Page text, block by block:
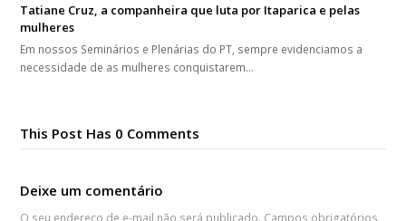
Tatiane Cruz, a companheira que luta por Itaparica e pelas
mulheres
Em nossos Seminários e Plenárias do PT, sempre evidenciamos a
necessidade de as mulheres conquistarem…
This Post Has 0 Comments
Deixe um comentário